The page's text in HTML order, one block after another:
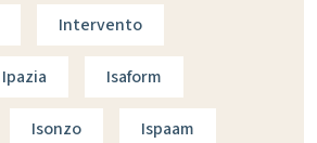
Intervento
Ipazia Isaform
Isonzo Ispaam